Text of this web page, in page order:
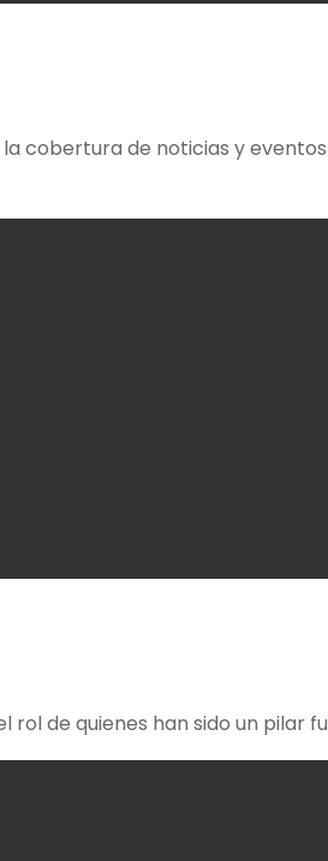
de noticias y
de quienes han sido un